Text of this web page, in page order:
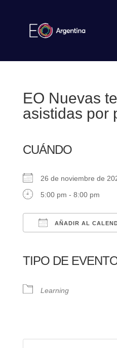
EO Nuevas
asistidas por
CUÁNDO
26 de noviembre de
5:00 pm - 8:00 pm
AÑADIR AL
TIPO DE
Learning